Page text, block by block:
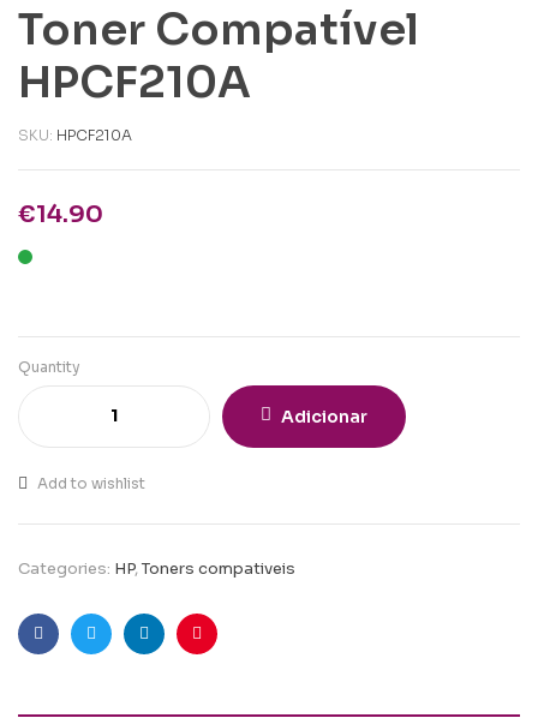
Toner Compatível
HPCF210A
SKU: HPCF210A
€14.90
Quantity
Adicionar
Add to wishlist
Categories: HP,Toners compativeis
FacebookTwitterLinkedinPinterest